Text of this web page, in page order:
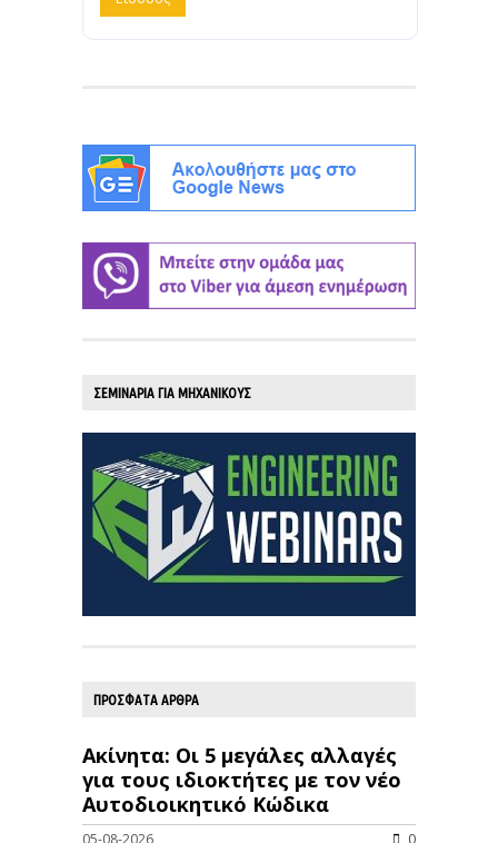
ΣΕΜΙΝΑΡΙΑ ΓΙΑ ΜΗΧΑΝΙΚΟΥΣ
ΠΡΟΣΦΑΤΑ ΑΡΘΡΑ
Ακίνητα: Οι 5 μεγάλες αλλαγές
για τους ιδιοκτήτες με τον νέο
Αυτοδιοικητικό Κώδικα
05-08-2026 0